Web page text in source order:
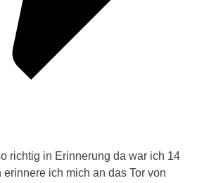
richtig in Erinnerung da war ich 14
ich mich an das Tor von